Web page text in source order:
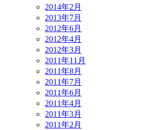
2014年2月
2013年7月
2012年6月
2012年4月
2012年3月
2011年11月
2011年8月
2011年7月
2011年6月
2011年4月
2011年3月
2011年2月